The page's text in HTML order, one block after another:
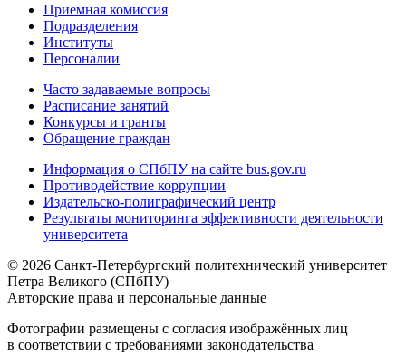
Приемная комиссия
Подразделения
Институты
Персоналии
Часто задаваемые вопросы
Расписание занятий
Конкурсы и гранты
Обращение граждан
Информация о СПбПУ на сайте bus.gov.ru
Противодействие коррупции
Издательско-полиграфический центр
Результаты мониторинга эффективности деятельности
университета
© 2026 Санкт-Петербургский политехнический университет
Петра Великого (СПбПУ)
Авторские права и персональные данные
Фотографии размещены с согласия изображённых лиц
в соответствии с требованиями законодательства